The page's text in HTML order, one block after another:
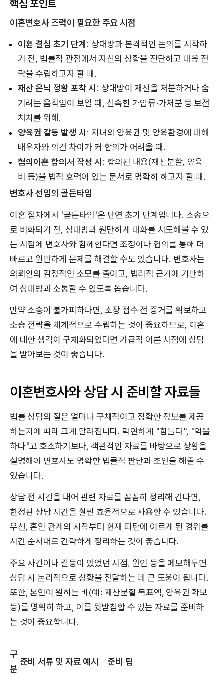
핵심 포인트
이혼변호사 조력이 필요한 주요 시점
이혼 결심 초기 단계: 상대방과 본격적인 논의를 시작하
기 전, 법률적 관점에서 자신의 상황을 진단하고 대응 전
략을 수립하고자 할 때.
재산 은닉 정황 포착 시: 상대방이 재산을 처분하거나 숨
기려는 움직임이 보일 때, 신속한 가압류·가처분 등 보전
처치를 위해.
양육권 갈등 발생 시: 자녀의 양육권 및 양육환경에 대해
배우자와 의견 차이가 커 합의가 어려울 때.
협의이혼 합의서 작성 시: 합의된 내용(재산분할, 양육
비 등)을 법적 효력이 있는 문서로 명확히 하고자 할 때.
변호사 선임의 골든타임
이혼 절차에서 '골든타임'은 단연 초기 단계입니다. 소송으
로 비화되기 전, 상대방과 원만하게 대화를 시도해볼 수 있
는 시점에 변호사와 함께한다면 조정이나 협의를 통해 더
빠르고 원만하게 문제를 해결할 수도 있습니다. 변호사는
의뢰인의 감정적인 소모를 줄이고, 법리적 근거에 기반하
여 상대방과 소통할 수 있도록 돕습니다.
만약 소송이 불가피하다면, 소장 접수 전 증거를 확보하고
소송 전략을 체계적으로 수립하는 것이 중요하므로, 이혼
에 대한 생각이 구체화되었다면 가급적 이른 시점에 상담
을 받아보는 것이 좋습니다.
이혼변호사와 상담 시 준비할 자료들
법률 상담의 질은 얼마나 구체적이고 정확한 정보를 제공
하는지에 따라 크게 달라집니다. 막연하게 "힘들다", "억울
하다"고 호소하기보다, 객관적인 자료를 바탕으로 상황을
설명해야 변호사도 명확한 법률적 판단과 조언을 해줄 수
있습니다.
상담 전 시간을 내어 관련 자료를 꼼꼼히 정리해 간다면,
한정된 상담 시간을 훨씬 효율적으로 사용할 수 있습니다.
우선, 혼인 관계의 시작부터 현재 파탄에 이르게 된 경위를
시간 순서대로 간략하게 정리하는 것이 좋습니다.
주요 사건이나 갈등이 있었던 시점, 원인 등을 메모해두면
상담 시 논리적으로 상황을 전달하는 데 큰 도움이 됩니다.
또한, 본인이 원하는 바(예: 재산분할 목표액, 양육권 확보
등)를 명확히 하고, 이를 뒷받침할 수 있는 자료를 준비하
는 것이 중요합니다.
구
분
준비 서류 및 자료 예시 준비 팁